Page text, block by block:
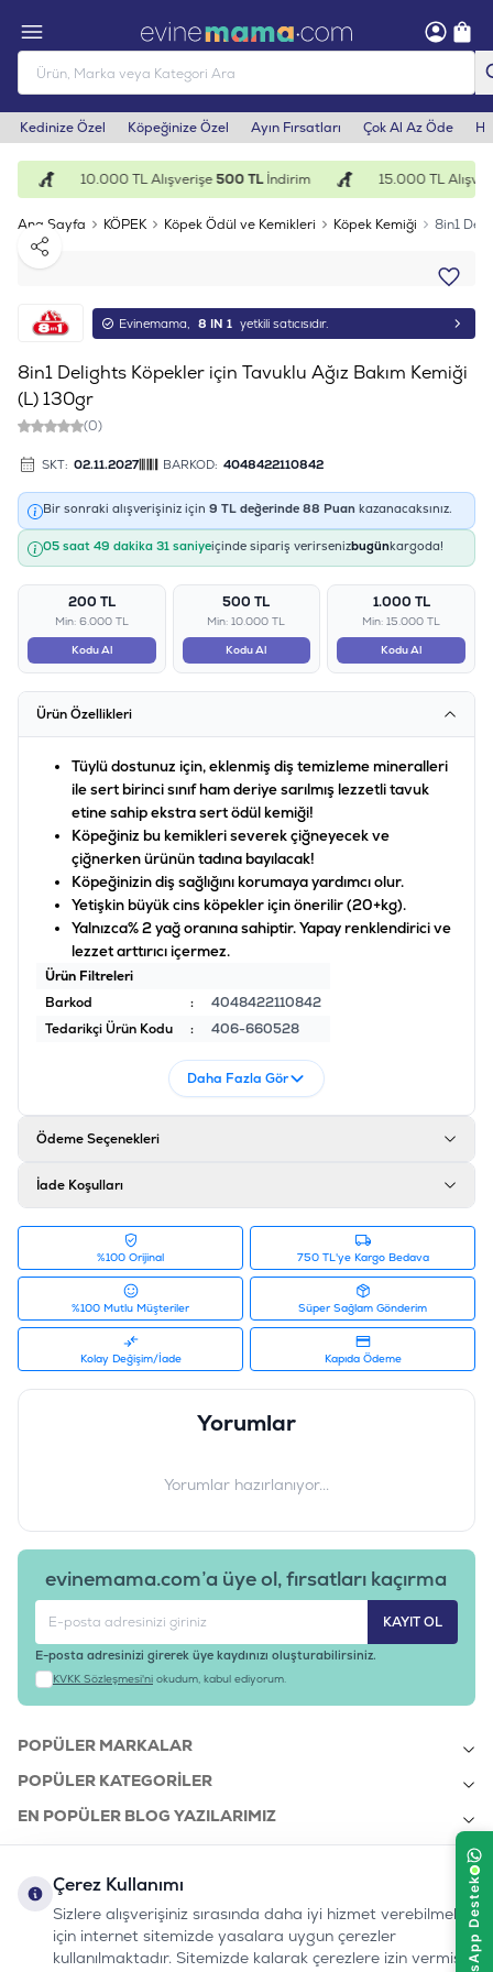
Kedinize Özel Köpeğinize Özel Ayın Fırsatları Çok Al Az Öde
10.000 TL Alışverişe500 TLİndirim 15.000 TL
Ana Sayfa KÖPEK Köpek Ödül ve Kemikleri Köpek Kemiği
8in1
Paylaş
Evinemama, 8 IN 1 yetkili satıcısıdır.
8in1 Delights Köpekler için Tavuklu Ağız Bakım Kemiği
(L) 130gr
(0)
SKT: 02.11.2027 BARKOD: 4048422110842
Bir sonraki alışverişiniz için 9 TL değerinde 88 Puan kazanacaksınız.
05 saat 49 dakika 31 saniyeiçinde sipariş verirsenizbugünkargoda!
200 TL
Min: 6.000 TL
Kodu Al
500 TL
Min: 10.000 TL
Kodu Al
1.000 TL
Min: 15.000 TL
Kodu Al
Ürün Özellikleri
Tüylü dostunuz için, eklenmiş diş temizleme mineralleri
ile sert birinci sınıf ham deriye sarılmış lezzetli tavuk
etine sahip ekstra sert ödül kemiği!
Köpeğiniz bu kemikleri severek çiğneyecek ve
çiğnerken ürünün tadına bayılacak!
Köpeğinizin diş sağlığını korumaya yardımcı olur.
Yetişkin büyük cins köpekler için önerilir (20+kg).
Yalnızca% 2 yağ oranına sahiptir. Yapay renklendirici ve
lezzet arttırıcı içermez.
Ürün Filtreleri
Barkod
:
4048422110842
Tedarikçi Ürün Kodu
: 406-660528
Daha Fazla Gör
Ödeme Seçenekleri
İade Koşulları
%100 Orijinal 750 TL'ye Kargo Bedava
%100 Mutlu Müşteriler Süper Sağlam Gönderim
Kolay Değişim/İade Kapıda Ödeme
Yorumlar
Yorumlar hazırlanıyor...
evinemama.com’a üye ol, fırsatları kaçırma
KAYIT OL
E-posta adresinizi girerek üye kaydınızı oluşturabilirsiniz.
KVKK Sözleşmesi'ni okudum, kabul ediyorum.
POPÜLER MARKALAR
POPÜLER KATEGORILER
EN POPÜLER BLOG YAZILARIMIZ
KURUMSAL
Çerez Kullanımı
Sizlere alışverişiniz sırasında daha iyi hizmet verebilmek
için internet sitemizde yasalara uygun çerezler
kullanılmaktadır. Sitemizde kalarak çerezlere izin vermiş